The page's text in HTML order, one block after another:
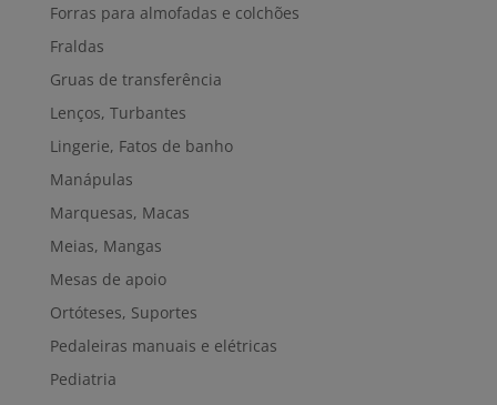
Forras para almofadas e colchões
Fraldas
Gruas de transferência
Lenços, Turbantes
Lingerie, Fatos de banho
Manápulas
Marquesas, Macas
Meias, Mangas
Mesas de apoio
Ortóteses, Suportes
Pedaleiras manuais e elétricas
Pediatria